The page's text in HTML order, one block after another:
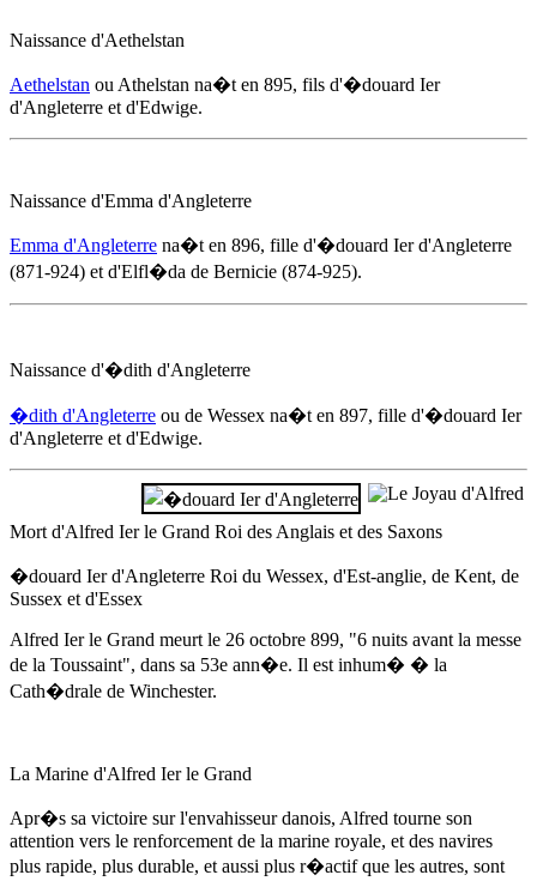
Naissance d'Aethelstan
Aethelstan ou Athelstan na�t en 895, fils d'�douard Ier
d'Angleterre et d'Edwige.
Naissance d'Emma d'Angleterre
Emma d'Angleterre na�t en 896, fille d'�douard Ier d'Angleterre
(871-924) et d'Elfl�da de Bernicie (874-925).
Naissance d'�dith d'Angleterre
�dith d'Angleterre ou de Wessex na�t en 897, fille d'�douard Ier
d'Angleterre et d'Edwige.
Mort d'Alfred Ier le Grand Roi des Anglais et des Saxons
�douard Ier d'Angleterre Roi du Wessex, d'Est-anglie, de Kent, de
Sussex et d'Essex
Alfred Ier le Grand meurt le 26 octobre 899, "6 nuits avant la messe
de la Toussaint", dans sa 53e ann�e. Il est inhum� � la
Cath�drale de Winchester.
La Marine d'Alfred Ier le Grand
Apr�s sa victoire sur l'envahisseur danois, Alfred tourne son
attention vers le renforcement de la marine royale, et des navires
plus rapide, plus durable, et aussi plus r�actif que les autres, sont